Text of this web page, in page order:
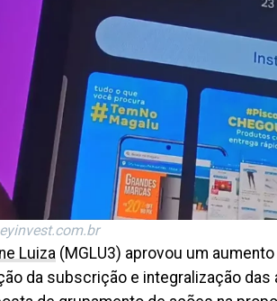
Luiza (MGLU3) aprovou um
da subscrição e integralização